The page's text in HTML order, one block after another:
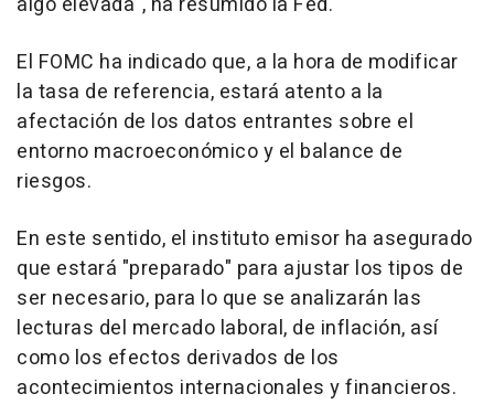
El FOMC ha indicado que, a la hora de modificar
la tasa de referencia, estará atento a la
afectación de los datos entrantes sobre el
entorno macroeconómico y el balance de
riesgos.
En este sentido, el instituto emisor ha asegurado
que estará "preparado" para ajustar los tipos de
ser necesario, para lo que se analizarán las
lecturas del mercado laboral, de inflación, así
como los efectos derivados de los
acontecimientos internacionales y financieros.